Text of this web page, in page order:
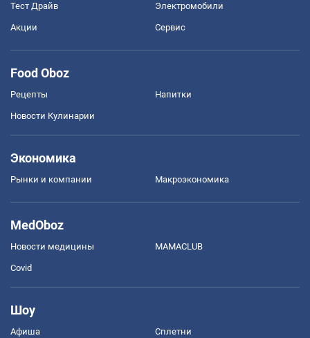
Тест Драйв Электромобили
Акции Сервис
Food Oboz
Рецепты Напитки
Новости Кулинарии
Экономика
Рынки и компании Mакроэкономика
MedOboz
Новости медицины MAMACLUB
Covid
Шоу
Афиша Сплетни